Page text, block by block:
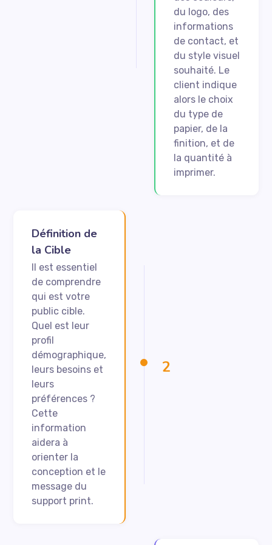
du logo, des
informations
de contact, et
du style visuel
souhaité. Le
client indique
alors le choix
du type de
papier, de la
finition, et de
la quantité à
imprimer.
2
Définition de
la Cible
Il est essentiel
de comprendre
qui est votre
public cible.
Quel est leur
profil
démographique,
leurs besoins et
leurs
préférences ?
Cette
information
aidera à
orienter la
conception et le
message du
support print.